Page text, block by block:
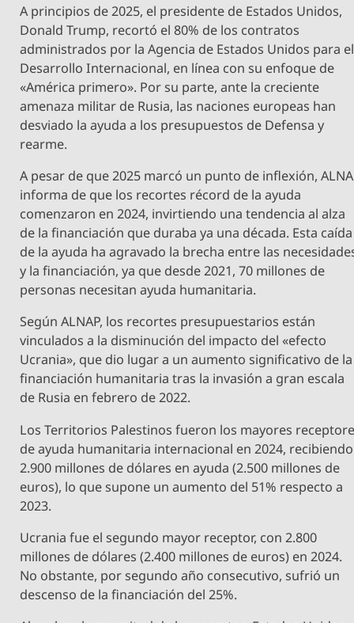
A principios de 2025, el presidente de Estados Unidos,
Donald Trump, recortó el 80% de los contratos
administrados por la Agencia de Estados Unidos para el
Desarrollo Internacional, en línea con su enfoque de
«América primero». Por su parte, ante la creciente
amenaza militar de Rusia, las naciones europeas han
desviado la ayuda a los presupuestos de Defensa y
rearme.
A pesar de que 2025 marcó un punto de inflexión,
informa de que los recortes récord de la ayuda
comenzaron en 2024, invirtiendo una tendencia al alza
de la financiación que duraba ya una década. Esta caída
de la ayuda ha agravado la brecha entre las
y la financiación, ya que desde 2021, 70 millones de
personas necesitan ayuda humanitaria.
Según ALNAP, los recortes presupuestarios están
vinculados a la disminución del impacto del «efecto
Ucrania», que dio lugar a un aumento significativo de la
financiación humanitaria tras la invasión a gran escala
de Rusia en febrero de 2022.
Los Territorios Palestinos fueron los mayores
de ayuda humanitaria internacional en 2024, recibiendo
2.900 millones de dólares en ayuda (2.500 millones de
euros), lo que supone un aumento del 51% respecto a
2023.
Ucrania fue el segundo mayor receptor, con 2.800
millones de dólares (2.400 millones de euros) en 2024.
No obstante, por segundo año consecutivo, sufrió un
descenso de la financiación del 25%.